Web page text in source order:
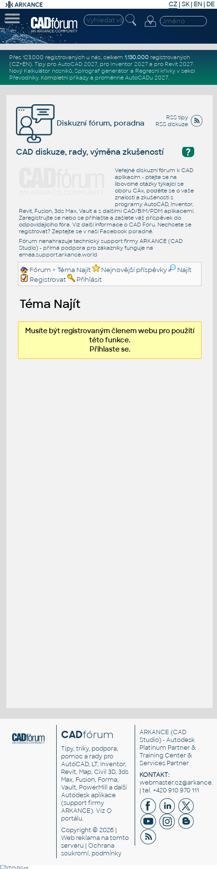
CZ | SK| EN | DE
Přes 123.000 registrovaných u nás, celkem 1.130.000registrovaných
(CZ+EN). Tipy pro AutoCAD 2027, pro Inventor 2027a pro Revit 2027.
Nový Kalkulátor nosníků, Spirograf generátor a Regresní křivkyv sekci
Převodníky. Kompletní příkazya proměnné AutoCADu 2027.
RSS tipy
RSS diskuze
Diskuzní fórum, poradna
?
CAD diskuze, rady, výměna zkušeností
Veřejné diskuzní fórum k CAD
aplikacím - ptejte se na
libovolné otázky týkající se
oboru CAx, podělte se o vaše
znalosti a zkušenosti s
programy AutoCAD, Inventor,
Revit, Fusion, 3ds Max, Vault a s dalšími CAD/BIM/PDM aplikacemi.
Zaregistrujte se nebo se přihlašte a zašlete váš příspěvek do
odpovídajícího fóra. Viz další informace o CAD Fóru. Nechcete se
registrovat? Zeptejte se v naší Facebook poradně.
Fórum nenahrazuje technický support firmy ARKANCE (CAD
Studio) - přímá podpora pro zákazníky funguje na
emea.support.arkance.world
Fórum > Téma Najít Nejnovější příspěvky
Najít
Registrovat
Přihlásit
Téma Najít
Musíte být registrovaným členem webu pro použití
této funkce.
Přihlaste se.
CADfórum
Tipy, triky, podpora,
pomoc a rady pro
AutoCAD, LT, Inventor,
Revit, Map, Civil 3D, 3ds
Max, Fusion, Forma,
Vault, PowerMill a další
Autodesk aplikace
(support firmy
ARKANCE). VizO
portálu.
Copyright © 2026 |
Web reklama na tomto
serveru |Ochrana
soukromí, podmínky
ARKANCE (CAD
Studio) - Autodesk
Platinum Partner &
Training Center &
Services Partner
KONTAKT:
| tel. +420 910 970 111